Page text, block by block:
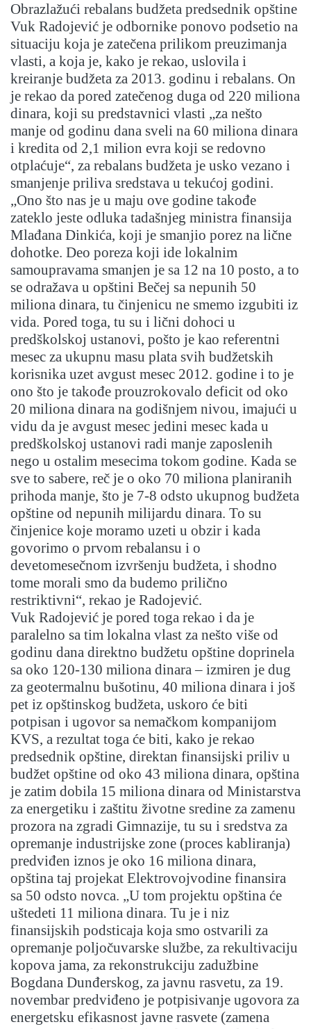
Obrazlažući rebalans budžeta predsednik opštine
Vuk Radojević je odbornike ponovo podsetio na
situaciju koja je zatečena prilikom preuzimanja
vlasti, a koja je, kako je rekao, uslovila i
kreiranje budžeta za 2013. godinu i rebalans. On
je rekao da pored zatečenog duga od 220 miliona
dinara, koji su predstavnici vlasti „za nešto
manje od godinu dana sveli na 60 miliona dinara
i kredita od 2,1 milion evra koji se redovno
otplaćuje“, za rebalans budžeta je usko vezano i
smanjenje priliva sredstava u tekućoj godini.
„Ono što nas je u maju ove godine takođe
zateklo jeste odluka tadašnjeg ministra finansija
Mlađana Dinkića, koji je smanjio porez na lične
dohotke. Deo poreza koji ide lokalnim
samoupravama smanjen je sa 12 na 10 posto, a to
se odražava u opštini Bečej sa nepunih 50
miliona dinara, tu činjenicu ne smemo izgubiti iz
vida. Pored toga, tu su i lični dohoci u
predškolskoj ustanovi, pošto je kao referentni
mesec za ukupnu masu plata svih budžetskih
korisnika uzet avgust mesec 2012. godine i to je
ono što je takođe prouzrokovalo deficit od oko
20 miliona dinara na godišnjem nivou, imajući u
vidu da je avgust mesec jedini mesec kada u
predškolskoj ustanovi radi manje zaposlenih
nego u ostalim mesecima tokom godine. Kada se
sve to sabere, reč je o oko 70 miliona planiranih
prihoda manje, što je 7-8 odsto ukupnog budžeta
opštine od nepunih milijardu dinara. To su
činjenice koje moramo uzeti u obzir i kada
govorimo o prvom rebalansu i o
devetomesečnom izvršenju budžeta, i shodno
tome morali smo da budemo prilično
restriktivni“, rekao je Radojević.
Vuk Radojević je pored toga rekao i da je
paralelno sa tim lokalna vlast za nešto više od
godinu dana direktno budžetu opštine doprinela
sa oko 120-130 miliona dinara – izmiren je dug
za geotermalnu bušotinu, 40 miliona dinara i još
pet iz opštinskog budžeta, uskoro će biti
potpisan i ugovor sa nemačkom kompanijom
KVS, a rezultat toga će biti, kako je rekao
predsednik opštine, direktan finansijski priliv u
budžet opštine od oko 43 miliona dinara, opština
je zatim dobila 15 miliona dinara od Ministarstva
za energetiku i zaštitu životne sredine za zamenu
prozora na zgradi Gimnazije, tu su i sredstva za
opremanje industrijske zone (proces kabliranja)
predviđen iznos je oko 16 miliona dinara,
opština taj projekat Elektrovojvodine finansira
sa 50 odsto novca. „U tom projektu opština će
uštedeti 11 miliona dinara. Tu je i niz
finansijskih podsticaja koja smo ostvarili za
opremanje poljočuvarske službe, za rekultivaciju
kopova jama, za rekonstrukciju zadužbine
Bogdana Dunđerskog, za javnu rasvetu, za 19.
novembar predviđeno je potpisivanje ugovora za
energetsku efikasnost javne rasvete (zamena